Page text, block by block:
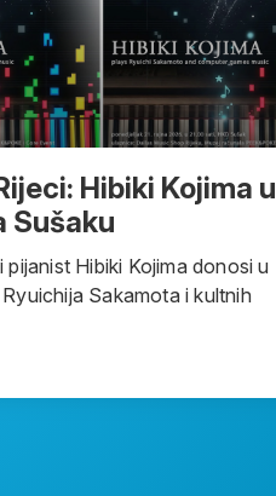
Hibiki Kojima u
Sušaku
pijanist Hibiki Kojima donosi u
Sakamota i kultnih